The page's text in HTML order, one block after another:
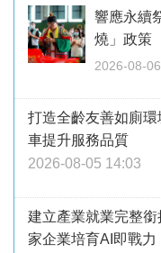
響應永續
燒」政策
2026-08-
打造全齡友善如廁
車提升服務品質
2026-08-05 14:03
建立產業就業完整
家企業培育AI即戰力